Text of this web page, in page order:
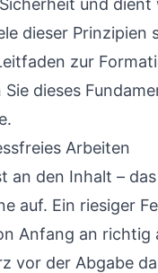
und
dieser
zur
dieses
Arbeiten
den Inhalt –
auf. Ein riesiger
Anfang an richtig
vor der Abgabe